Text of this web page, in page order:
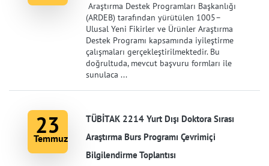
Araştırma Destek Programları Başkanlığı
(ARDEB) tarafından yürütülen 1005–
Ulusal Yeni Fikirler ve Ürünler Araştırma
Destek Programı kapsamında iyileştirme
çalışmaları gerçekleştirilmektedir. Bu
doğrultuda, mevcut başvuru formları ile
sunulaca ...
23
Temmuz
TÜBİTAK 2214 Yurt Dışı Doktora Sırası
Araştırma Burs Programı Çevrimiçi
Bilgilendirme Toplantısı